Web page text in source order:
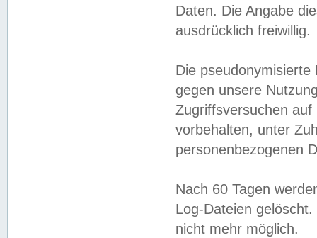
Daten. Die Angabe
ausdrücklich freiwillig.
Die
gegen unsere
Zugriffsversuchen
vorbehalten, unter
personenbezogenen
Nach 60 Tagen
Log-Dateien
nicht mehr möglich.